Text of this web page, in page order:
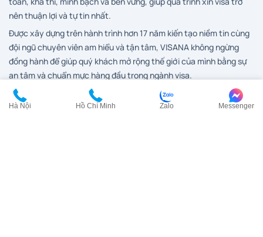
nên thuận lợi và tự tin nhất.
Được xây dựng trên hành trình hơn 17 năm kiến tạo niềm tin cùng
đội ngũ chuyên viên am hiểu và tận tâm, VISANA không ngừng
đồng hành để giúp quý khách mở rộng thế giới của mình bằng sự
an tâm và chuẩn mực hàng đầu trong ngành visa.
Hà Nội Hồ Chí Minh Zalo Messenger